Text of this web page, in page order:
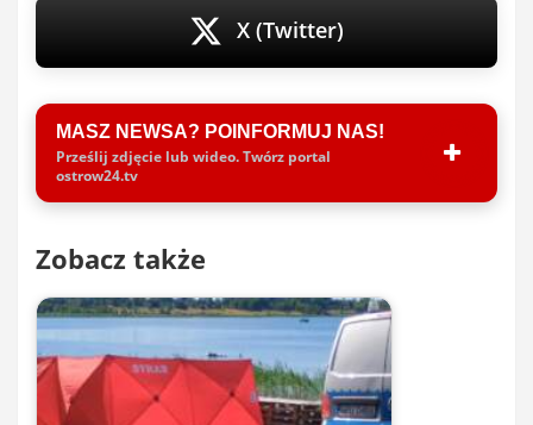
X (Twitter)
MASZ NEWSA? POINFORMUJ NAS!
Prześlij zdjęcie lub wideo. Twórz portal
ostrow24.tv
Zobacz także